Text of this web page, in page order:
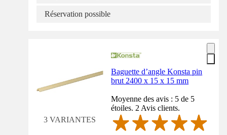
Réservation possible
3 VARIANTES
Baguette d’angle Konsta pin
brut 2400 x 15 x 15 mm
Moyenne des avis : 5 de 5
étoiles. 2 Avis clients.